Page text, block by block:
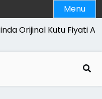
Menu
Orijinal Kutu Fiyati